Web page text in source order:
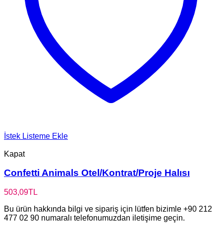
İstek Listeme Ekle
Kapat
Confetti Animals Otel/Kontrat/Proje Halısı
503,09TL
Bu ürün hakkında bilgi ve sipariş için lütfen bizimle +90 212
477 02 90 numaralı telefonumuzdan iletişime geçin.